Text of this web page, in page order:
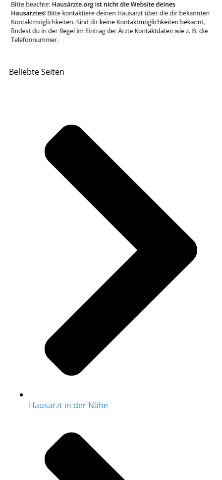
Beliebte Seiten
Hausarzt in der Nähe